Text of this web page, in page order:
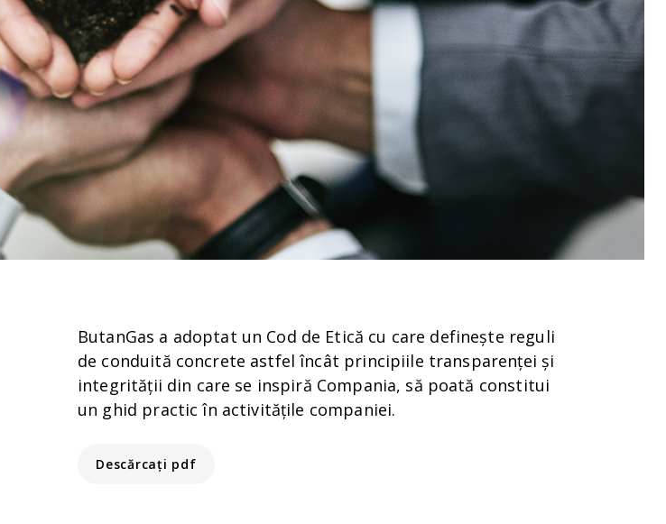
ButanGas a adoptat un Cod de Etică cu care definește reguli
de conduită concrete astfel încât principiile transparenței și
integrității din care se inspiră Compania, să poată constitui
un ghid practic în activitățile companiei.
Descărcați pdf